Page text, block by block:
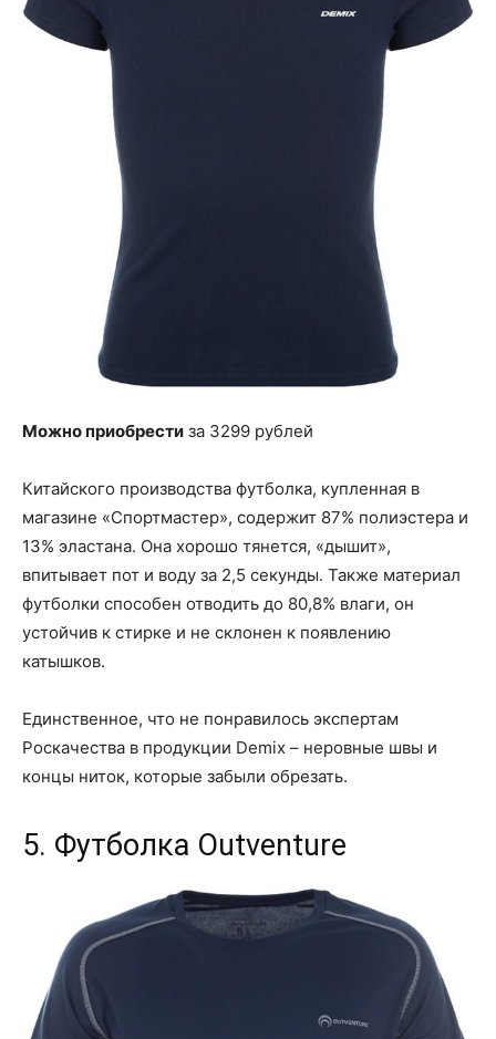
Можно приобрести за 3299 рублей
Китайского производства футболка, купленная в
магазине «Спортмастер», содержит 87% полиэстера и
13% эластана. Она хорошо тянется, «дышит»,
впитывает пот и воду за 2,5 секунды. Также материал
футболки способен отводить до 80,8% влаги, он
устойчив к стирке и не склонен к появлению
катышков.
Единственное, что не понравилось экспертам
Роскачества в продукции Demix – неровные швы и
концы ниток, которые забыли обрезать.
5. Футболка Outventure